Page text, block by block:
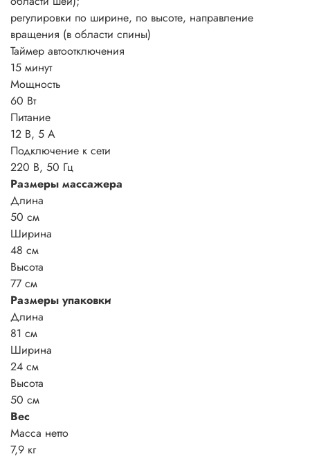
регулировки по ширине, по высоте, направление
вращения (в области спины)
Таймер автоотключения
15 минут
Мощность
60 Вт
Питание
12 В, 5 А
Подключение к сети
220 В, 50 Гц
Размеры массажера
Длина
50 см
Ширина
48 см
Высота
77 см
Размеры упаковки
Длина
81 см
Ширина
24 см
Высота
50 см
Вес
Масса нетто
7,9 кг